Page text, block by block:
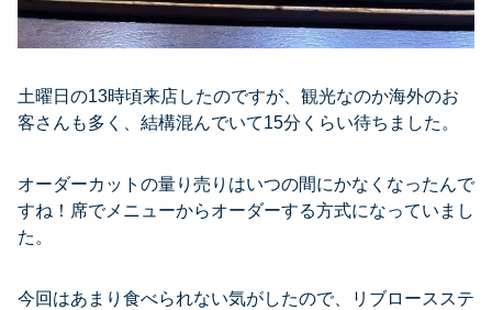
土曜日の13時頃来店したのですが、観光なのか海外のお
客さんも多く、結構混んでいて15分くらい待ちました。
オーダーカットの量り売りはいつの間にかなくなったんで
すね！席でメニューからオーダーする方式になっていまし
た。
今回はあまり食べられない気がしたので、リブロースステ